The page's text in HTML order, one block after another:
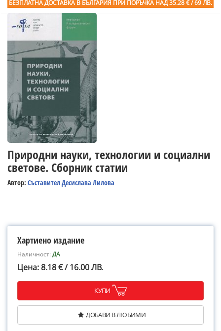
БЕЗПЛАТНА ДОСТАВКА В БЪЛГАРИЯ ПРИ ПОРЪЧКА НАД 35.28 € / 69 ЛВ.
Природни науки, технологии и социални
светове. Сборник статии
Автор: Съставител Десислава Лилова
Хартиено издание
Наличност:ДА
Цена: 8.18 € / 16.00 ЛВ.
КУПИ
ДОБАВИ В ЛЮБИМИ